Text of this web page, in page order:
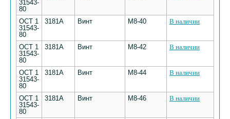
31543-
80
ОСТ 1
31543-
80
3181А Винт М8-40 В наличии
ОСТ 1
31543-
80
3181А Винт М8-42 В наличии
ОСТ 1
31543-
80
3181А Винт М8-44 В наличии
ОСТ 1
31543-
80
3181А Винт М8-46 В наличии